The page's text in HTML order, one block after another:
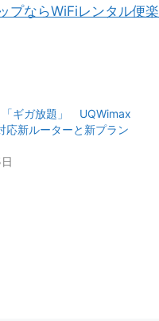
プならWiFiレンタル便楽
「ギガ放題」 UQWimax
応新ルーターと新プラン